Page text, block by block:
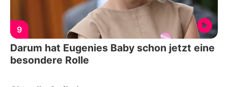
9
Darum hat Eugenies Baby schon jetzt eine
besondere Rolle